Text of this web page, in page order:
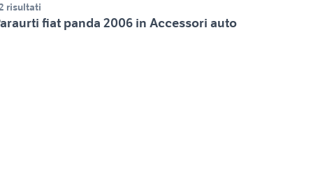
risultati
fiat panda 2006 in Accessori auto